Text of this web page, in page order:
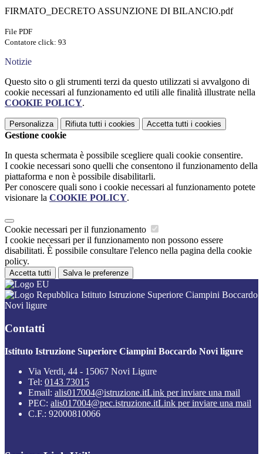
FIRMATO_DECRETO ASSUNZIONE DI BILANCIO.pdf
File PDF
Contatore click: 93
Notizie
Questo sito o gli strumenti terzi da questo utilizzati si avvalgono di
cookie necessari al funzionamento ed utili alle finalità illustrate nella
COOKIE POLICY.
Personalizza Rifiuta tutti i cookies Accetta tutti i cookies
Gestione cookie
In questa schermata è possibile scegliere quali cookie consentire.
I cookie necessari sono quelli che consentono il funzionamento della
piattaforma e non è possibile disabilitarli.
Per conoscere quali sono i cookie necessari al funzionamento potete
visionare la COOKIE POLICY.
Cookie necessari per il funzionamento
I cookie necessari per il funzionamento non possono essere
disabilitati. È possibile consultare l'elenco nella pagina della cookie
policy.
Accetta tutti Salva le preferenze
Istituto Istruzione Superiore Ciampini Boccardo
Novi ligure
Contatti
Istituto Istruzione Superiore Ciampini Boccardo Novi ligure
Via Verdi, 44 - 15067 Novi Ligure
Tel: 0143 73015
Email: alis017004@istruzione.itLink per inviare una mail
PEC: alis017004@pec.istruzione.itLink per inviare una mail
C.F.: 92000810066